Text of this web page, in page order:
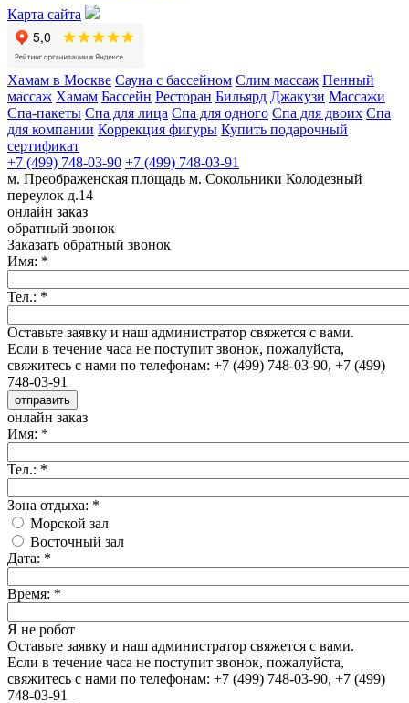
Карта сайта
Хамам в Москве Сауна с бассейном Слим массаж Пенный
массаж Хамам Бассейн Ресторан Бильярд Джакузи Массажи
Спа-пакеты Спа для лица Спа для одного Спа для двоих Спа
для компании Коррекция фигуры Купить подарочный
сертификат
+7 (499) 748-03-90 +7 (499) 748-03-91
м. Преображенская площадь м. Сокольники Колодезный
переулок д.14
онлайн заказ
обратный звонок
Заказать обратный звонок
Имя: *
Тел.: *
Оставьте заявку и наш администратор свяжется с вами.
Если в течение часа не поступит звонок, пожалуйста,
свяжитесь с нами по телефонам: +7 (499) 748-03-90, +7 (499)
748-03-91
онлайн заказ
Имя: *
Тел.: *
Зона отдыха: *
Морской зал
Восточный зал
Дата: *
Время: *
Я не робот
Оставьте заявку и наш администратор свяжется с вами.
Если в течение часа не поступит звонок, пожалуйста,
свяжитесь с нами по телефонам: +7 (499) 748-03-90, +7 (499)
748-03-91